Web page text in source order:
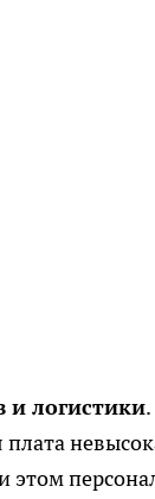
и логистики